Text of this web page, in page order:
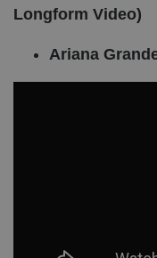
Longform Video)
Ariana